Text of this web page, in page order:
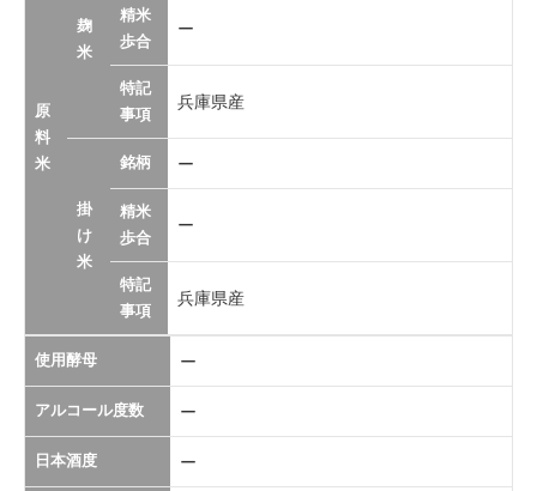
原
料
米
麹
米
精米
歩合
ー
特記
事項
兵庫県産
掛
け
米
銘柄 ー
精米
歩合
ー
特記
事項
兵庫県産
使用酵母 ー
アルコール度数 ー
日本酒度 ー